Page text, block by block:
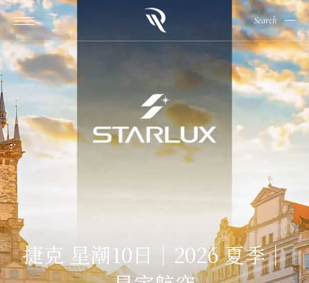
Search
捷克 星潮10日｜2026 夏季｜